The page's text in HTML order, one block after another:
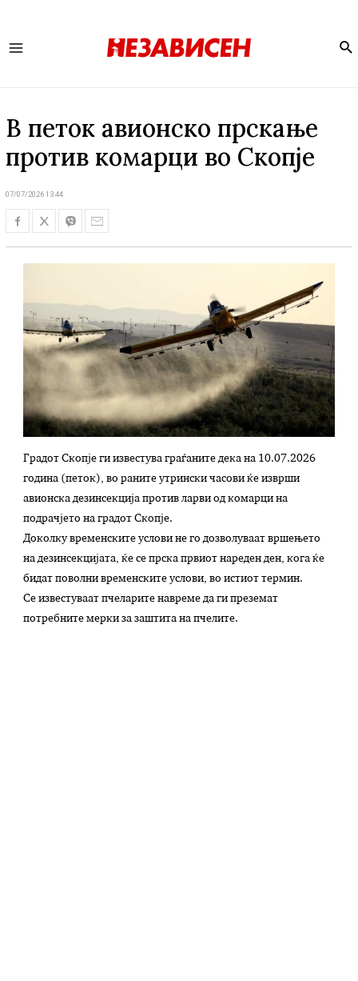
В петок авионско прскање
против комарци во Скопје
07/07/2026 13:44
Градот Скопје ги известува граѓаните дека на 10.07.2026
година (петок), во раните утрински часови ќе изврши
авионска дезинсекција против ларви од комарци на
подрачјето на градот Скопје.
Доколку временските услови не го дозволуваат вршењето
на дезинсекцијата, ќе се прска првиот нареден ден, кога ќе
бидат поволни временските услови, во истиот термин.
Се известуваат пчеларите навреме да ги преземат
потребните мерки за заштита на пчелите.